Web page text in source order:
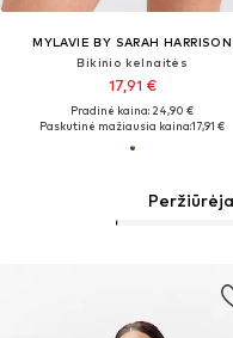
MYLAVIE BY SARAH HARRISON
Bikinio kelnaitės
17,91 €
Pradinė kaina: 24,90 €
Paskutinė mažiausia kaina:17,91 €